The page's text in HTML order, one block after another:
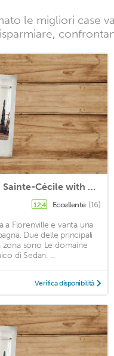
le migliori case
Fancy Holiday Home in Sainte-Cécile with Pool House & Indoor Pool
12,4 Eccellente (16)
a Florenville e vanta una
Due delle principali
sono Le domaine
di Sedan. ...
Verifica disponibilità